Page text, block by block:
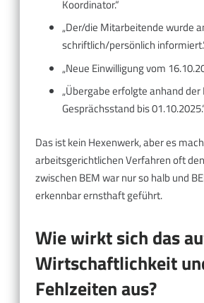
Koordinator.“
„Der/die Mitarbeitende wurde
schriftlich/persönlich
„Neue Einwilligung vom
„Übergabe erfolgte anhand
Gesprächsstand bis
Das ist kein Hexenwerk, aber es
arbeitsgerichtlichen Verfahren oft
zwischen BEM war nur so halb und
erkennbar ernsthaft geführt.
Wie wirkt sich das
Wirtschaftlichkeit
Fehlzeiten aus?